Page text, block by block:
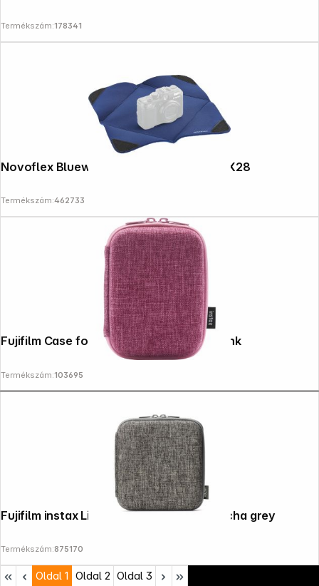
Termékszám:178341
Novoflex Bluewrap - Stretch Wrap M 28X28
Termékszám:462733
Fujifilm Case for Instax mini Link 3 soft pink
Termékszám:103695
Fujifilm instax Link wide Printer Case mocha grey
Termékszám:875170
Oldal 1 Oldal2 Oldal3
Copyright © 2000 - 2026 DIFOX. All rights reserved.